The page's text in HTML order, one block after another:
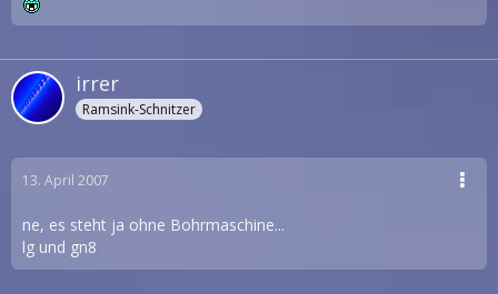
irrer
Ramsink-Schnitzer
13. April 2007
ne, es steht ja ohne Bohrmaschine...
lg und gn8